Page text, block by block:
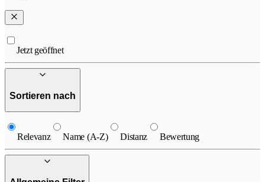
Jetzt geöffnet
Sortieren nach
Relevanz Name (A-Z) Distanz Bewertung